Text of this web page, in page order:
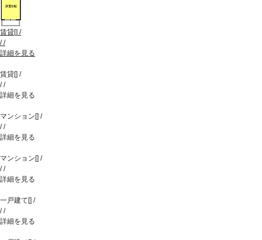
賃貸[] /
//
詳細を見る
賃貸[] /
//
詳細を見る
マンション[] /
//
詳細を見る
マンション[] /
//
詳細を見る
一戸建て[] /
//
詳細を見る